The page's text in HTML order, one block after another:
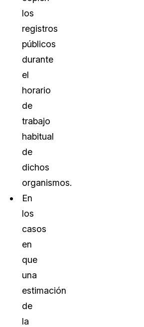
los
registros
públicos
durante
el
horario
de
trabajo
habitual
de
dichos
organismos.
En
los
casos
en
que
una
estimación
de
la